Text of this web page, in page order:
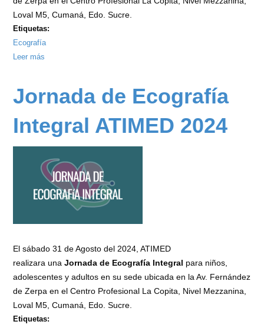
Loval M5, Cumaná, Edo. Sucre.
Etiquetas:
Ecografía
Leer más
Ecografía
ATIMED
Jornada de Ecografía
Integral ATIMED 2024
El sábado 31 de Agosto del 2024, ATIMED
realizara unaJornada de Ecografía Integral para niños,
adolescentes y adultos en su sede ubicada en la Av. Fernández
de Zerpa en el Centro Profesional La Copita, Nivel Mezzanina,
Loval M5, Cumaná, Edo. Sucre.
Etiquetas: